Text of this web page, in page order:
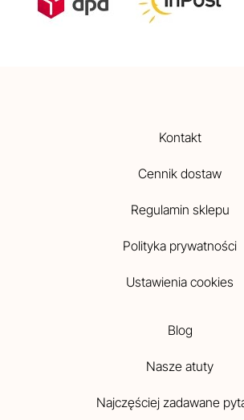
Kontakt
Cennik dostaw
Regulamin sklepu
Polityka prywatności
Ustawienia cookies
Blog
Nasze atuty
Najczęściej zadawane